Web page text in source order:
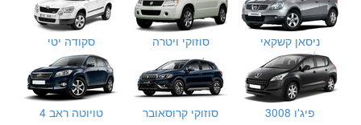
ניסאן קשקאי סוזוקי ויטרה סקודה יטי
פיג'ו 3008 סוזוקי קרוסאובר טויוטה ראב 4